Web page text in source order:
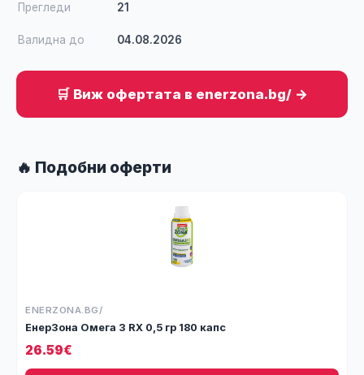
Прегледи 21
Валидна до 04.08.2026
🛒 Виж офертата в enerzona.bg/ →
🔥 Подобни оферти
ENERZONA.BG/
ЕнерЗона Омега 3 RX 0,5 гр 180 капс
26.59€